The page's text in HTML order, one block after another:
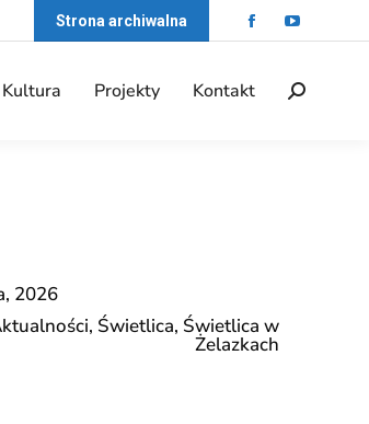
Strona archiwalna
Projekty Kontakt
2026
, Świetlica, Świetlica w
Żelazkach